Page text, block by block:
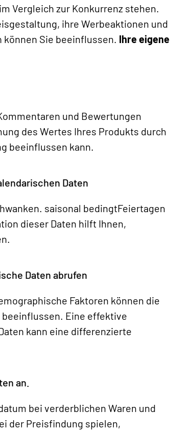
Vergleich zur Konkurrenz stehen.
ihre Werbeaktionen und
können Sie beeinflussen. Ihre eigene
und Bewertungen
des Wertes Ihres Produkts durch
beeinflussen kann.
Daten
saisonal bedingtFeiertagen
dieser Daten hilft Ihnen,
Daten abrufen
Faktoren können die
Eine effektive
kann eine differenzierte
an.
bei verderblichen Waren und
der Preisfindung spielen,